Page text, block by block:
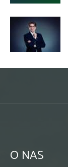
O NAS